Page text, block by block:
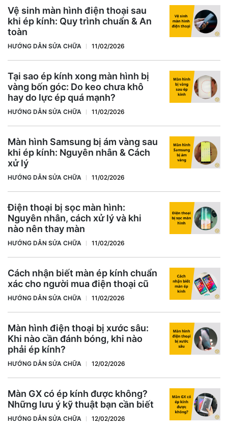
Vệ sinh màn hình điện thoại sau
khi ép kính: Quy trình chuẩn & An
toàn
HƯỚNG DẪN SỬA CHỮA 11/02/2026
Tại sao ép kính xong màn hình bị
vàng bốn góc: Do keo chưa khô
hay do lực ép quá mạnh?
HƯỚNG DẪN SỬA CHỮA 11/02/2026
Màn hình Samsung bị ám vàng sau
khi ép kính: Nguyên nhân & Cách
xử lý
HƯỚNG DẪN SỬA CHỮA 11/02/2026
Điện thoại bị sọc màn hình:
Nguyên nhân, cách xử lý và khi
nào nên thay màn
HƯỚNG DẪN SỬA CHỮA 11/02/2026
Cách nhận biết màn ép kính chuẩn
xác cho người mua điện thoại cũ
HƯỚNG DẪN SỬA CHỮA 11/02/2026
Màn hình điện thoại bị xước sâu:
Khi nào cần đánh bóng, khi nào
phải ép kính?
HƯỚNG DẪN SỬA CHỮA 12/02/2026
Màn GX có ép kính được không?
Những lưu ý kỹ thuật bạn cần biết
HƯỚNG DẪN SỬA CHỮA 12/02/2026